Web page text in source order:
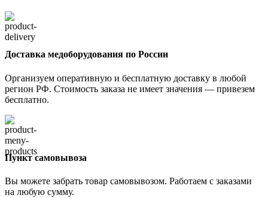
Доставка медоборудования по России
Организуем оперативную и бесплатную доставку в любой
регион РФ. Стоимость заказа не имеет значения — привезем
бесплатно.
Пункт самовывоза
Вы можете забрать товар самовывозом. Работаем с заказами
на любую сумму.